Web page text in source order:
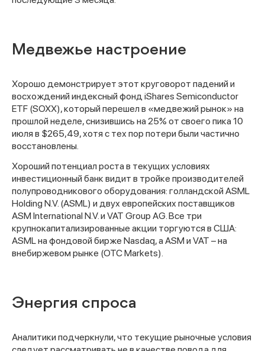
Медвежье настроение
Хорошо демонстрирует этот круговорот падений и
восхождений индексный фонд iShares Semiconductor
ETF (SOXX), который перешел в «медвежий рынок» на
прошлой неделе, снизившись на 25% от своего пика 10
июля в $265,49, хотя с тех пор потери были частично
восстановлены.
Хороший потенциал роста в текущих условиях
инвестиционный банк видит в тройке производителей
полупроводникового оборудования: голландской ASML
Holding N.V. (ASML) и двух европейских поставщиков
ASM International N.V. и VAT Group AG. Все три
крупнокапитализированные акции торгуются в США:
ASML на фондовой бирже Nasdaq, а ASM и VAT – на
внебиржевом рынке (OTC Markets).
Энергия спроса
Аналитики подчеркнули, что текущие рыночные условия